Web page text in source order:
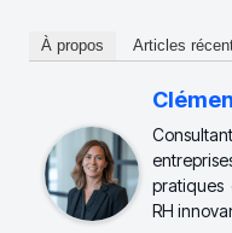
À propos Articles
pratiques
RH